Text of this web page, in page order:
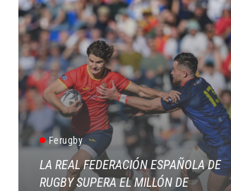
Ferugby
LA REAL FEDERACIÓN ESPAÑOLA DE
RUGBY SUPERA EL MILLÓN DE